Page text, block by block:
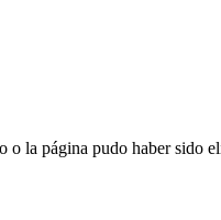
o la página pudo haber sido